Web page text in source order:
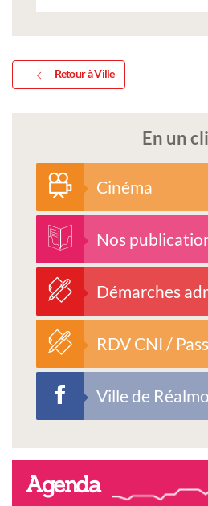
Retour à Ville
En un
Cinéma
Nos
Démarches
RDV CNI /
Ville de
Agenda